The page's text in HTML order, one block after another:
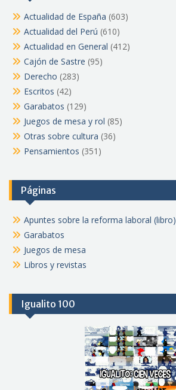
Actualidad de España (603)
Actualidad del Perú (610)
Actualidad en General (412)
Cajón de Sastre (95)
Derecho (283)
Escritos (42)
Garabatos (129)
Juegos de mesa y rol (85)
Otras sobre cultura (36)
Pensamientos (351)
Páginas
Apuntes sobre la reforma laboral (libro)
Garabatos
Juegos de mesa
Libros y revistas
Igualito 100